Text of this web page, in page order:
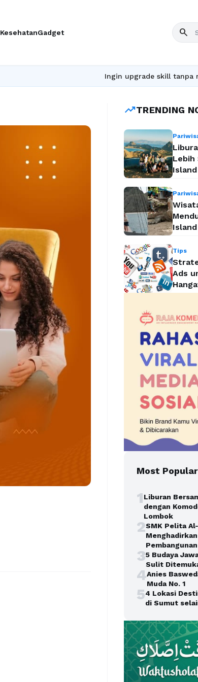
KesehatanGadget search
Ingin upgrade skill tanpa ribet?
trending_upTRENDING
Lebih
Tips
Ads
Most Popular
1Liburan
dengan
Lombok
2SMK Pelita
35 Budaya
Sulit
4Anies
Muda No. 1
54 Lokasi
di Sumut